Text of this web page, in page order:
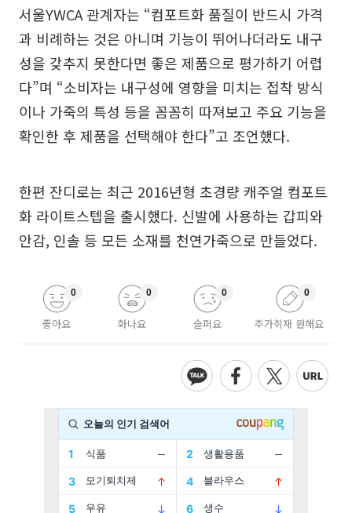
서울YWCA 관계자는 “컴포트화 품질이 반드시 가격
과 비례하는 것은 아니며 기능이 뛰어나더라도 내구
성을 갖추지 못한다면 좋은 제품으로 평가하기 어렵
다”며 “소비자는 내구성에 영향을 미치는 접착 방식
이나 가죽의 특성 등을 꼼꼼히 따져보고 주요 기능을
확인한 후 제품을 선택해야 한다”고 조언했다.
한편 잔디로는 최근 2016년형 초경량 캐주얼 컴포트
화 라이트스텝을 출시했다. 신발에 사용하는 갑피와
안감, 인솔 등 모든 소재를 천연가죽으로 만들었다.
좋아요
0
화나요
0
슬퍼요
0
추가취재 원해요
0